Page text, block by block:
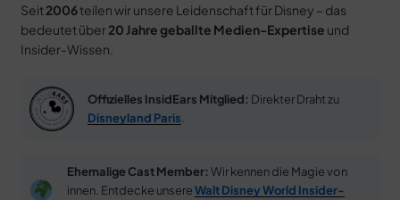
Seit 2006teilen wir unsere Leidenschaft für Disney – das
bedeutet über 20 Jahre geballte Medien-Expertise und
Insider-Wissen.
Offizielles InsidEars Mitglied: Direkter Draht zu
Disneyland Paris
Ehemalige Cast Member: Wir kennen die Magie von
innen. Entdecke unsereWalt Disney World Insider-